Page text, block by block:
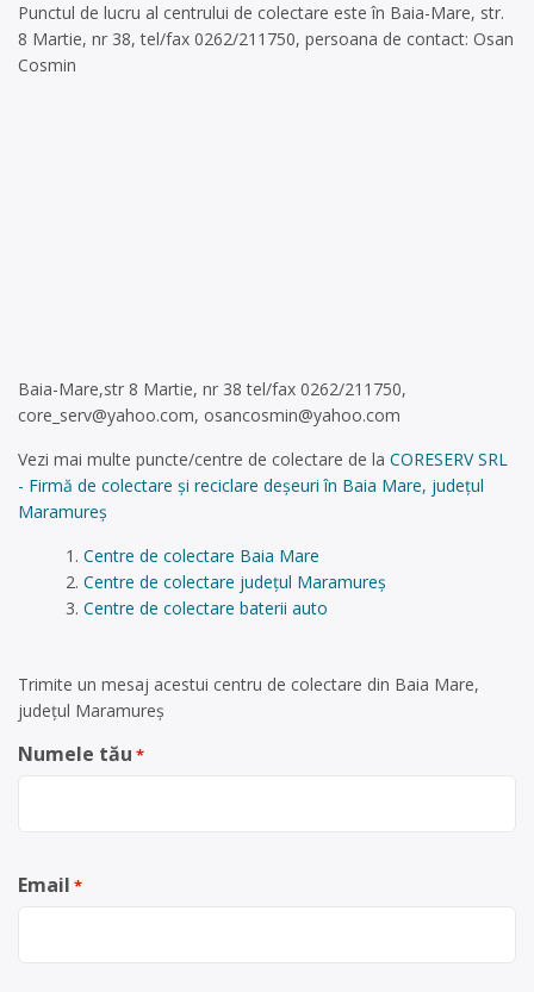
Punctul de lucru al centrului de colectare este în Baia-Mare, str.
8 Martie, nr 38, tel/fax 0262/211750, persoana de contact: Osan
Cosmin
Baia-Mare,str 8 Martie, nr 38 tel/fax 0262/211750,
core_serv@yahoo.com, osancosmin@yahoo.com
Vezi mai multe puncte/centre de colectare de la CORESERV SRL
- Firmă de colectare și reciclare deșeuri în Baia Mare, județul
Maramureș
Centre de colectare Baia Mare
Centre de colectare județul Maramureș
Centre de colectare baterii auto
Trimite un mesaj acestui centru de colectare din Baia Mare,
județul Maramureș
Numele tău *
Email *